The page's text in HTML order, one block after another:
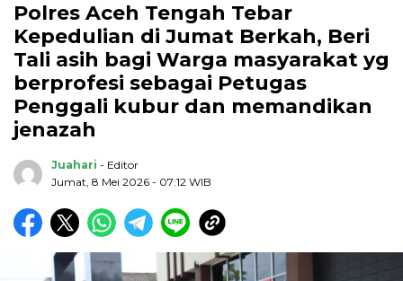
Polres Aceh Tengah Tebar
Kepedulian di Jumat Berkah, Beri
Tali asih bagi Warga masyarakat yg
berprofesi sebagai Petugas
Penggali kubur dan memandikan
jenazah
Juahari - Editor
Jumat, 8 Mei 2026 - 07:12 WIB